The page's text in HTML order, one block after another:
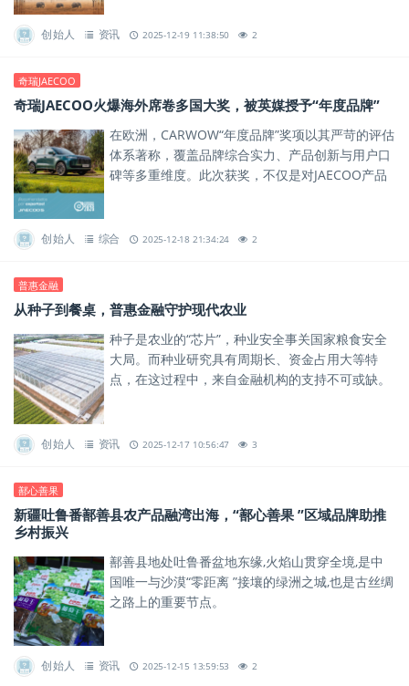
创始人 资讯 2025-12-19 11:38:50 2
奇瑞JAECOO
奇瑞JAECOO火爆海外席卷多国大奖，被英媒授予“年度品牌”
在欧洲，CARWOW“年度品牌”奖项以其严苛的评估
体系著称，覆盖品牌综合实力、产品创新与用户口
碑等多重维度。此次获奖，不仅是对JAECOO产品
创始人 综合 2025-12-18 21:34:24 2
普惠金融
从种子到餐桌，普惠金融守护现代农业
种子是农业的“芯片”，种业安全事关国家粮食安全
大局。而种业研究具有周期长、资金占用大等特
点，在这过程中，来自金融机构的支持不可或缺。
创始人 资讯 2025-12-17 10:56:47 3
鄯心善果
新疆吐鲁番鄯善县农产品融湾出海，“鄯心善果 ”区域品牌助推
乡村振兴
鄯善县地处吐鲁番盆地东缘,火焰山贯穿全境,是中
国唯一与沙漠“零距离 ”接壤的绿洲之城,也是古丝绸
之路上的重要节点。
创始人 资讯 2025-12-15 13:59:53 2